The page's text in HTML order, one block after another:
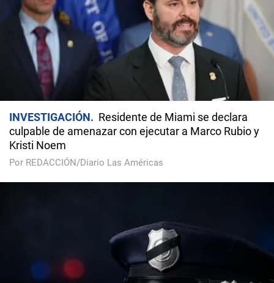
INVESTIGACIÓN
Residente de Miami se declara
culpable de amenazar con ejecutar a Marco Rubio y
Kristi Noem
Por REDACCIÓN/Diario Las Américas